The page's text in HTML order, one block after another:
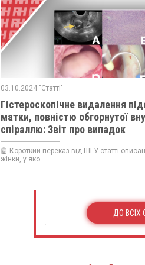
03.10.2024 "Статті"
Гістероскопічне видалення
матки, повністю обгорнутої
спіраллю: Звіт про випадок
🤖 Короткий переказ від ШІ У статті
жінки, у яко...
ДО ВСІХ